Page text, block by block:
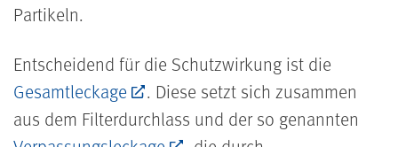
Partikeln.
Entscheidend für die Schutzwirkung ist die
Gesamtleckage
. Diese setzt sich zusammen
aus dem Filterdurchlass und der so genannten